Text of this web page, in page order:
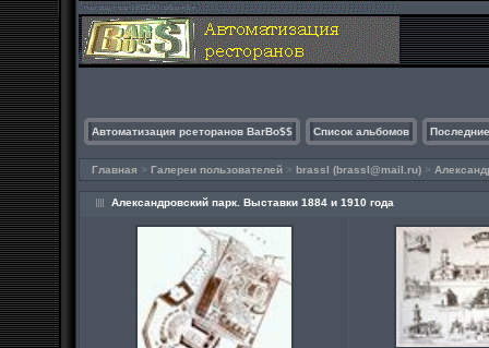
Автоматизация рсеторанов BarBo$$ Список альбомов
Главная > Галереи пользователей > brassl (brassl@mail.ru) >
Александровский парк. Выставки 1884 и 1910 года